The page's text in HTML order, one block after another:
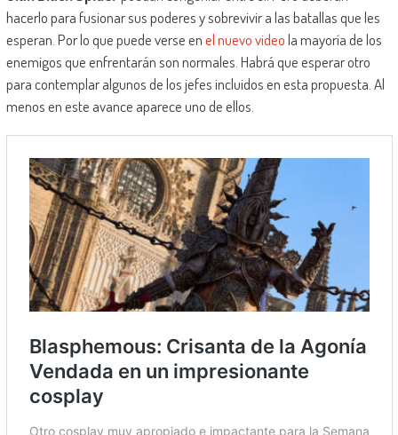
hacerlo para fusionar sus poderes y sobrevivir a las batallas que les
esperan. Por lo que puede verse enel nuevo videola mayoría de los
enemigos que enfrentarán son normales. Habrá que esperar otro
para contemplar algunos de los jefes incluidos en esta propuesta. Al
menos en este avance aparece uno de ellos.